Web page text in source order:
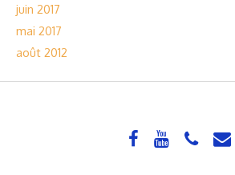
juin 2017
mai 2017
août 2012